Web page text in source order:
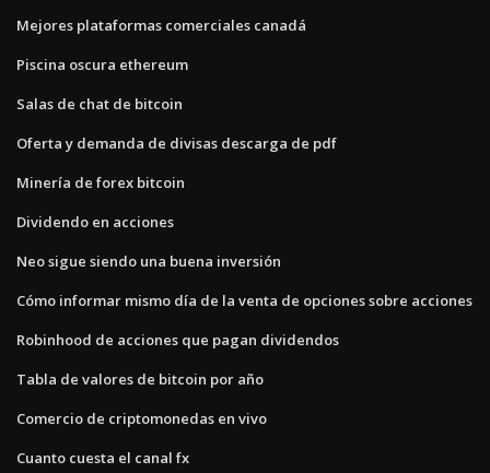
Mejores plataformas comerciales canadá
Piscina oscura ethereum
Salas de chat de bitcoin
Oferta y demanda de divisas descarga de pdf
Minería de forex bitcoin
Dividendo en acciones
Neo sigue siendo una buena inversión
Cómo informar mismo día de la venta de opciones sobre acciones
Robinhood de acciones que pagan dividendos
Tabla de valores de bitcoin por año
Comercio de criptomonedas en vivo
Cuanto cuesta el canal fx